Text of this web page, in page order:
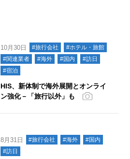
10月30日 #旅行会社
#ホテル・旅館
#関連業者
#海外 #国内
#訪日
#宿泊
HIS、新体制で海外展開とオンライ
ン強化－「旅行以外」も
8月31日 #旅行会社 #海外
#国内
#訪日